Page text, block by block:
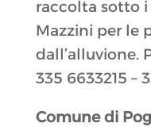
raccolta sotto
Mazzini per le
dall’alluvione.
335 6633215 –
Comune di